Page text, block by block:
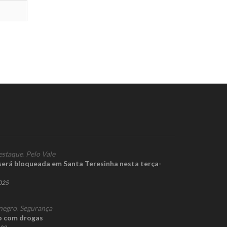
, Pelo Vale
bloqueada em Santa Teresinha nesta terça-
Segurança
com drogas